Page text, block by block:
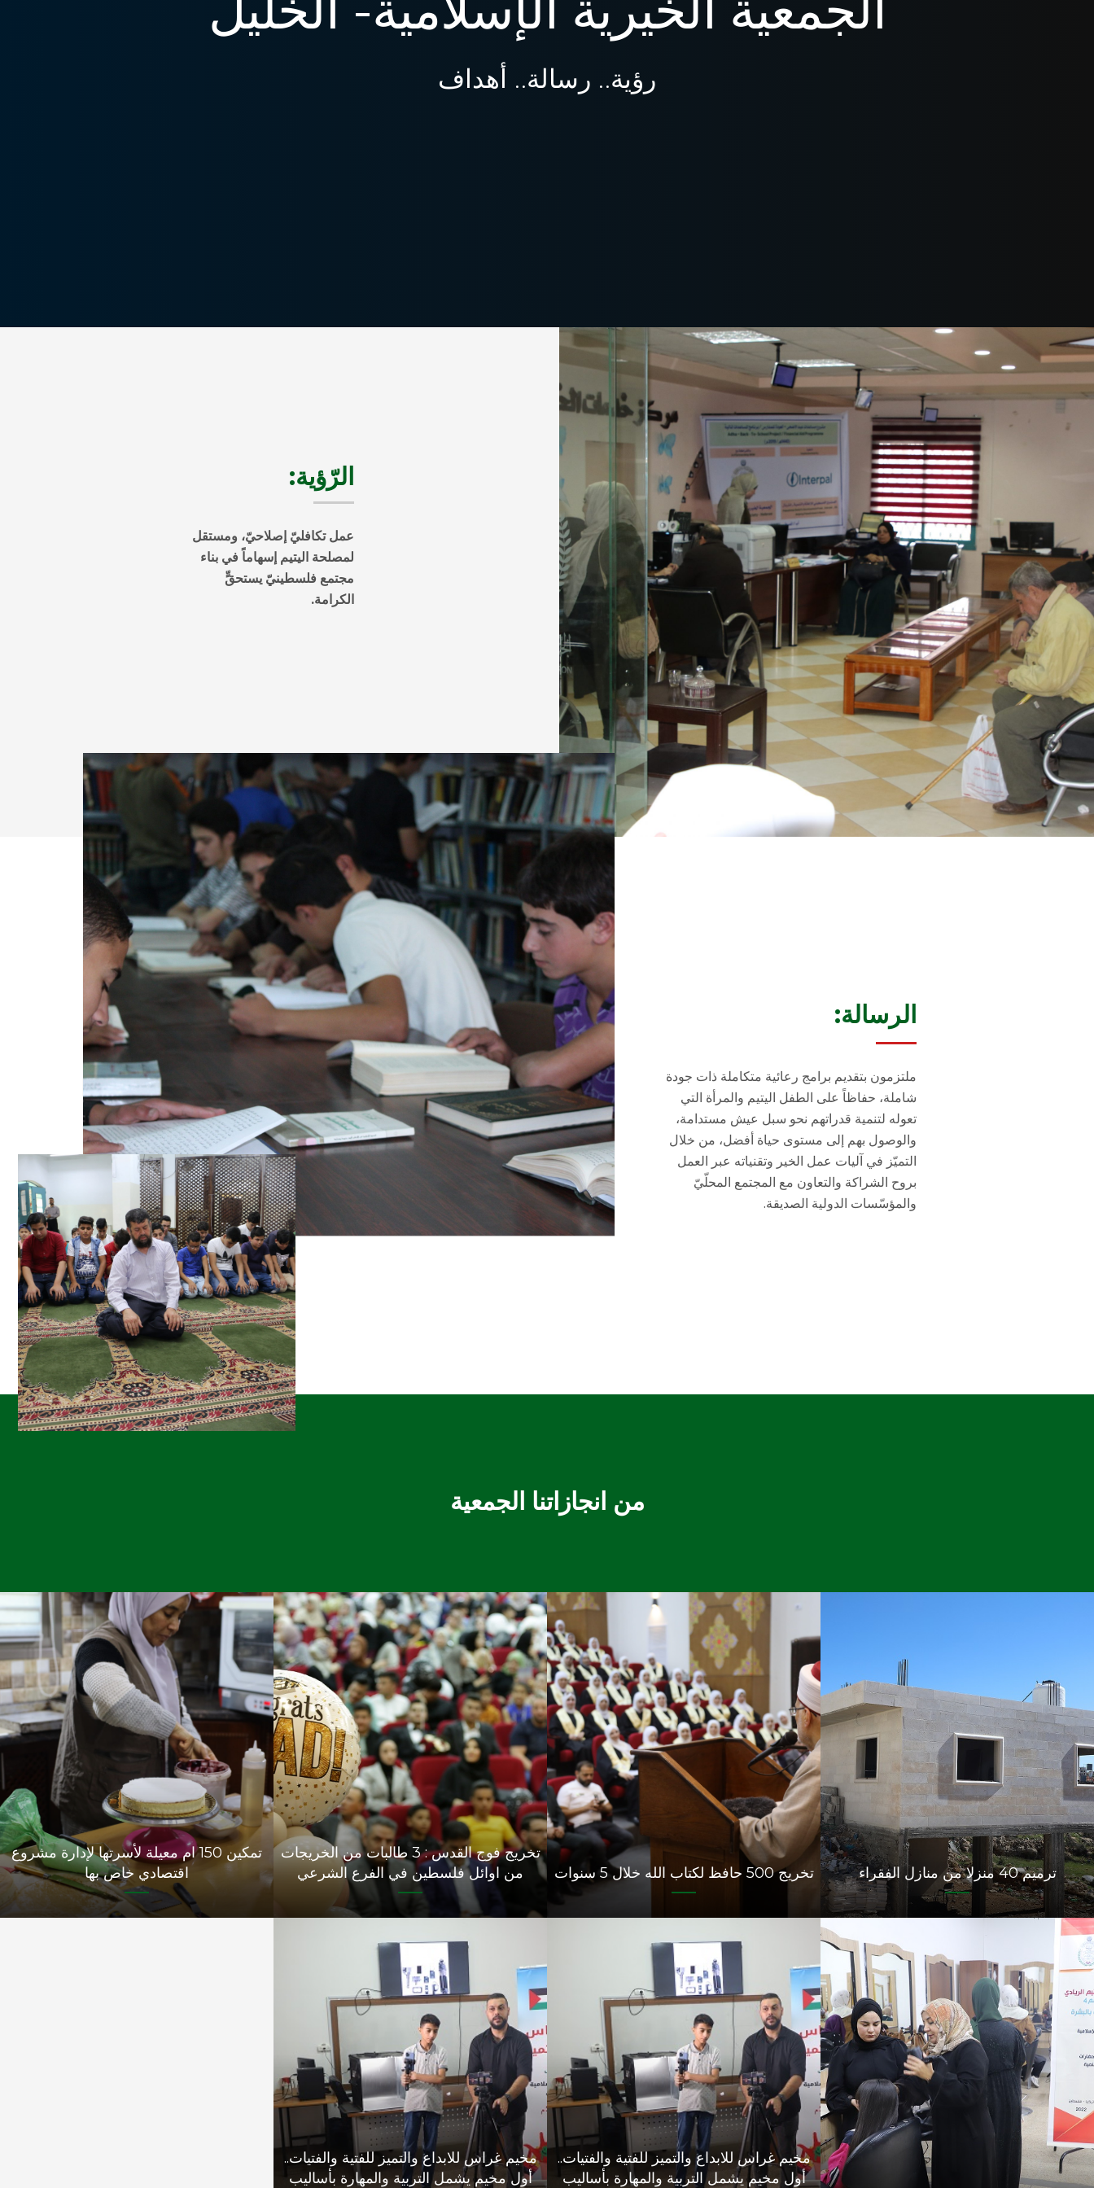
رؤية.. رسالة.. أهداف
الرّؤية:
عمل تكافليّ إصلاحيّ، ومستقل
لمصلحة اليتيم إسهاماً في بناء
مجتمع فلسطينيّ يستحقٍّ
الكرامة.
الرسالة:
ملتزمون بتقديم برامج رعائية متكاملة ذات جودة
شاملة، حفاظاً على الطفل اليتيم والمرأة التي
تعوله لتنمية قدراتهم نحو سبل عيش مستدامة،
والوصول بهم إلى مستوى حياة أفضل، من خلال
التميّز في آليات عمل الخير وتقنياته عبر العمل
بروح الشراكة والتعاون مع المجتمع المحلّيّ
والمؤسّسات الدولية الصديقة.
من انجازاتنا الجمعية
ترميم 40 منزلا من منازل الفقراء تخريج 500 حافظ لكتاب الله خلال 5 سنوات
تخريج فوج القدس : 3 طالبات من الخريجات
من اوائل فلسطين في الفرع الشرعي
تمكين 150 ام معيلة لأسرتها لإدارة مشروع
اقتصادي خاص بها
مخيم غراس للابداع والتميز للفتية والفتيات..
أول مخيم يشمل التربية والمهارة بأساليب
مخيم غراس للابداع والتميز للفتية والفتيات..
أول مخيم يشمل التربية والمهارة بأساليب